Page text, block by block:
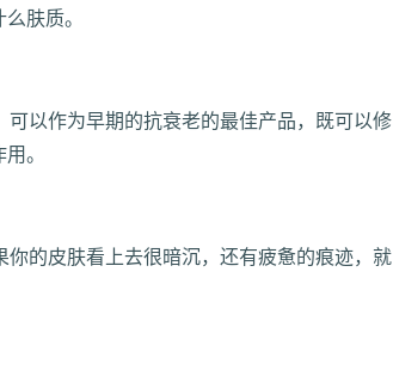
肤质。
以作为早期的抗衰老的最佳产品，既可以修
。
的皮肤看上去很暗沉，还有疲惫的痕迹，就